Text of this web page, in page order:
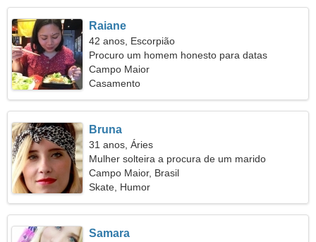
Raiane
42 anos, Escorpião
Procuro um homem honesto para datas
Campo Maior
Casamento
Bruna
31 anos, Áries
Mulher solteira a procura de um marido
Campo Maior, Brasil
Skate, Humor
Samara